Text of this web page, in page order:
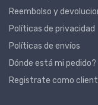
Reembolso y
Políticas de privacidad
Políticas de envíos
Dónde está mi pedido?
Registrate como